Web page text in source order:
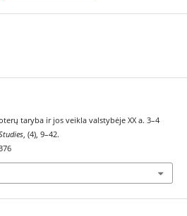
taryba ir jos veikla valstybėje XX a. 3–4
, (4), 9–42.